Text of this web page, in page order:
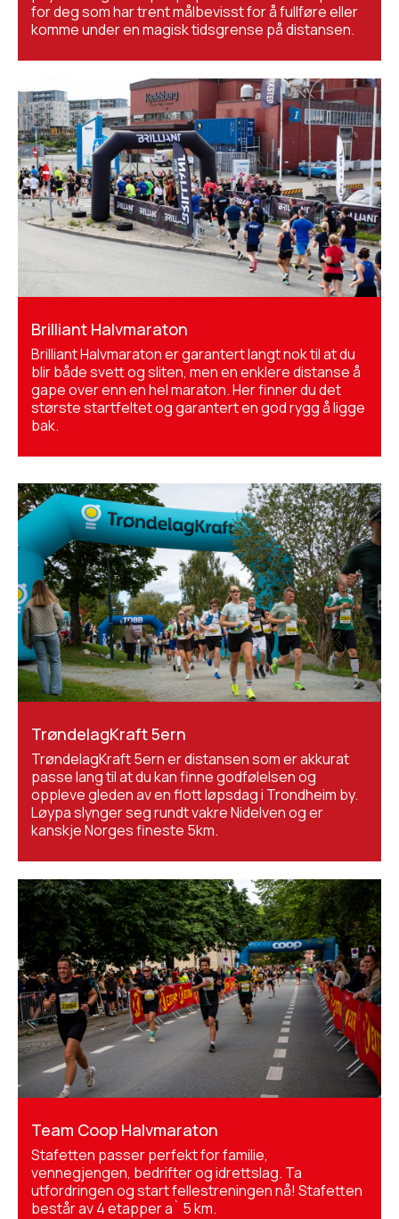
for deg som har trent målbevisst for å fullføre eller
komme under en magisk tidsgrense på distansen.
Brilliant Halvmaraton
Brilliant Halvmaraton er garantert langt nok til at du
blir både svett og sliten, men en enklere distanse å
gape over enn en hel maraton. Her finner du det
største startfeltet og garantert en god rygg å ligge
bak.
TrøndelagKraft 5ern
TrøndelagKraft 5ern er distansen som er akkurat
passe lang til at du kan finne godfølelsen og
oppleve gleden av en flott løpsdag i Trondheim by.
Løypa slynger seg rundt vakre Nidelven og er
kanskje Norges fineste 5km.
Team Coop Halvmaraton
Stafetten passer perfekt for familie,
vennegjengen, bedrifter og idrettslag. Ta
utfordringen og start fellestreningen nå! Stafetten
består av 4 etapper a` 5 km.